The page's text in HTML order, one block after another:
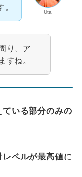
Uta
り、ア
すね。
ている部分のみの
レベルが最高値に